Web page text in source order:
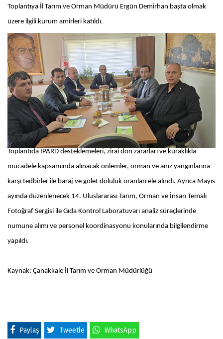
Toplantıya İl Tarım ve Orman Müdürü Ergün Demirhan başta olmak
üzere ilgili kurum amirleri katıldı.
Toplantıda IPARD desteklemeleri, zirai don zararları ve kuraklıkla
mücadele kapsamında alınacak önlemler, orman ve anız yangınlarına
karşı tedbirler ile baraj ve gölet doluluk oranları ele alındı. Ayrıca Mayıs
ayında düzenlenecek 14. Uluslararası Tarım, Orman ve İnsan Temalı
Fotoğraf Sergisi ile Gıda Kontrol Laboratuvarı analiz süreçlerinde
numune alımı ve personel koordinasyonu konularında bilgilendirme
yapıldı.
Kaynak: Çanakkale İl Tarım ve Orman Müdürlüğü
Paylaş Tweetle WhatsApp